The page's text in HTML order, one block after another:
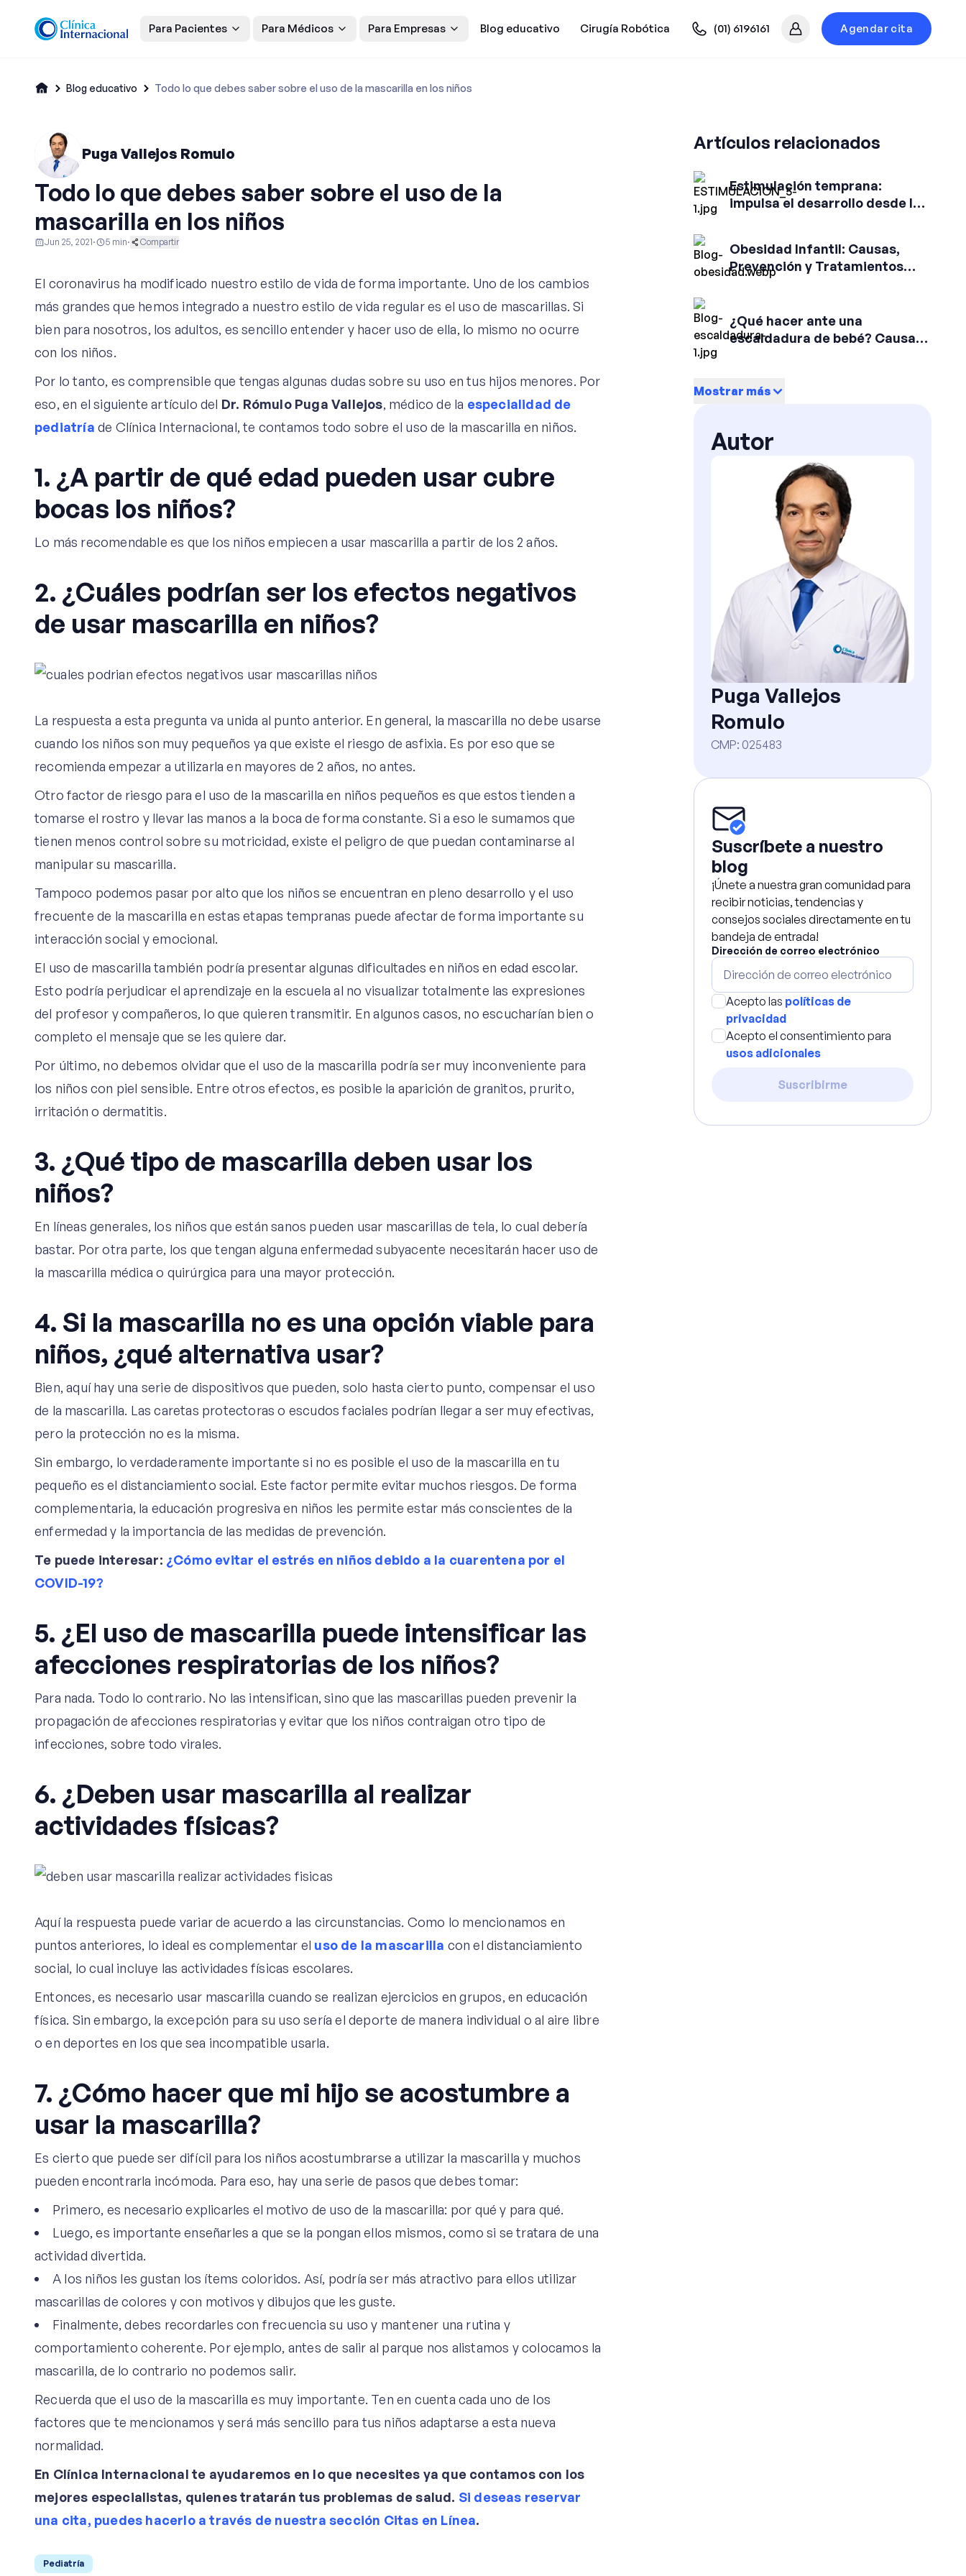
Para Pacientes Para Médicos Para Empresas Blog educativo Cirugía Robótica (01) 6196161
Mi cuenta
Agendar cita
Blog educativo Todo lo que debes saber sobre el uso de la mascarilla en los niños
Puga Vallejos Romulo
Todo lo que debes saber sobre el uso de la
mascarilla en los niños
Jun 25, 2021· 5 min· Compartir
El coronavirus ha modificado nuestro estilo de vida de forma importante. Uno de los cambios
más grandes que hemos integrado a nuestro estilo de vida regular es el uso de mascarillas. Si
bien para nosotros, los adultos, es sencillo entender y hacer uso de ella, lo mismo no ocurre
con los niños.
Por lo tanto, es comprensible que tengas algunas dudas sobre su uso en tus hijos menores. Por
eso, en el siguiente artículo del Dr. Rómulo Puga Vallejos, médico de la especialidad de
pediatría de Clínica Internacional, te contamos todo sobre el uso de la mascarilla en niños.
1. ¿A partir de qué edad pueden usar cubre
bocas los niños?
Lo más recomendable es que los niños empiecen a usar mascarilla a partir de los 2 años.
2. ¿Cuáles podrían ser los efectos negativos
de usar mascarilla en niños?
La respuesta a esta pregunta va unida al punto anterior. En general, la mascarilla no debe usarse
cuando los niños son muy pequeños ya que existe el riesgo de asfixia. Es por eso que se
recomienda empezar a utilizarla en mayores de 2 años, no antes.
Otro factor de riesgo para el uso de la mascarilla en niños pequeños es que estos tienden a
tomarse el rostro y llevar las manos a la boca de forma constante. Si a eso le sumamos que
tienen menos control sobre su motricidad, existe el peligro de que puedan contaminarse al
manipular su mascarilla.
Tampoco podemos pasar por alto que los niños se encuentran en pleno desarrollo y el uso
frecuente de la mascarilla en estas etapas tempranas puede afectar de forma importante su
interacción social y emocional.
El uso de mascarilla también podría presentar algunas dificultades en niños en edad escolar.
Esto podría perjudicar el aprendizaje en la escuela al no visualizar totalmente las expresiones
del profesor y compañeros, lo que quieren transmitir. En algunos casos, no escucharían bien o
completo el mensaje que se les quiere dar.
Por último, no debemos olvidar que el uso de la mascarilla podría ser muy inconveniente para
los niños con piel sensible. Entre otros efectos, es posible la aparición de granitos, prurito,
irritación o dermatitis.
3. ¿Qué tipo de mascarilla deben usar los
niños?
En líneas generales, los niños que están sanos pueden usar mascarillas de tela, lo cual debería
bastar. Por otra parte, los que tengan alguna enfermedad subyacente necesitarán hacer uso de
la mascarilla médica o quirúrgica para una mayor protección.
4. Si la mascarilla no es una opción viable para
niños, ¿qué alternativa usar?
Bien, aquí hay una serie de dispositivos que pueden, solo hasta cierto punto, compensar el uso
de la mascarilla. Las caretas protectoras o escudos faciales podrían llegar a ser muy efectivas,
pero la protección no es la misma.
Sin embargo, lo verdaderamente importante si no es posible el uso de la mascarilla en tu
pequeño es el distanciamiento social. Este factor permite evitar muchos riesgos. De forma
complementaria, la educación progresiva en niños les permite estar más conscientes de la
enfermedad y la importancia de las medidas de prevención.
Te puede interesar: ¿Cómo evitar el estrés en niños debido a la cuarentena por el
COVID-19?
5. ¿El uso de mascarilla puede intensificar las
afecciones respiratorias de los niños?
Para nada. Todo lo contrario. No las intensifican, sino que las mascarillas pueden prevenir la
propagación de afecciones respiratorias y evitar que los niños contraigan otro tipo de
infecciones, sobre todo virales.
6. ¿Deben usar mascarilla al realizar
actividades físicas?
Aquí la respuesta puede variar de acuerdo a las circunstancias. Como lo mencionamos en
puntos anteriores, lo ideal es complementar el uso de la mascarilla con el distanciamiento
social, lo cual incluye las actividades físicas escolares.
Entonces, es necesario usar mascarilla cuando se realizan ejercicios en grupos, en educación
física. Sin embargo, la excepción para su uso sería el deporte de manera individual o al aire libre
o en deportes en los que sea incompatible usarla.
7. ¿Cómo hacer que mi hijo se acostumbre a
usar la mascarilla?
Es cierto que puede ser difícil para los niños acostumbrarse a utilizar la mascarilla y muchos
pueden encontrarla incómoda. Para eso, hay una serie de pasos que debes tomar:
Primero, es necesario explicarles el motivo de uso de la mascarilla: por qué y para qué.
Luego, es importante enseñarles a que se la pongan ellos mismos, como si se tratara de una
actividad divertida.
A los niños les gustan los ítems coloridos. Así, podría ser más atractivo para ellos utilizar
mascarillas de colores y con motivos y dibujos que les guste.
Finalmente, debes recordarles con frecuencia su uso y mantener una rutina y
comportamiento coherente. Por ejemplo, antes de salir al parque nos alistamos y colocamos la
mascarilla, de lo contrario no podemos salir.
Recuerda que el uso de la mascarilla es muy importante. Ten en cuenta cada uno de los
factores que te mencionamos y será más sencillo para tus niños adaptarse a esta nueva
normalidad.
En Clínica Internacional te ayudaremos en lo que necesites ya que contamos con los
mejores especialistas, quienes tratarán tus problemas de salud. Si deseas reservar
una cita, puedes hacerlo a través de nuestra sección Citas en Línea.
Pediatría
Artículos relacionados
Estimulación temprana:
impulsa el desarrollo desde los
Obesidad Infantil: Causas,
Prevención y Tratamientos
para Evitar el Sobrepeso
¿Qué hacer ante una
escaldadura de bebé? Causas,
Mostrar más
Autor
Puga Vallejos
Romulo
CMP: 025483
Suscríbete a nuestro
blog
¡Únete a nuestra gran comunidad para
recibir noticias, tendencias y
consejos sociales directamente en tu
bandeja de entrada!
Dirección de correo electrónico
Acepto las políticas de
privacidad
Acepto el consentimiento para
usos adicionales
Suscribirme